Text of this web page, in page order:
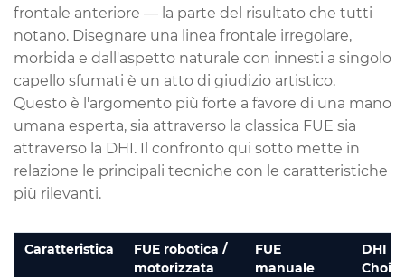
frontale anteriore — la parte del risultato che tutti
notano. Disegnare una linea frontale irregolare,
morbida e dall'aspetto naturale con innesti a singolo
capello sfumati è un atto di giudizio artistico.
Questo è l'argomento più forte a favore di una mano
umana esperta, sia attraverso la classica FUE sia
attraverso la DHI. Il confronto qui sotto mette in
relazione le principali tecniche con le caratteristiche
più rilevanti.
Caratteristica
FUE robotica /
motorizzata
FUE
manuale
DHI
Choi)